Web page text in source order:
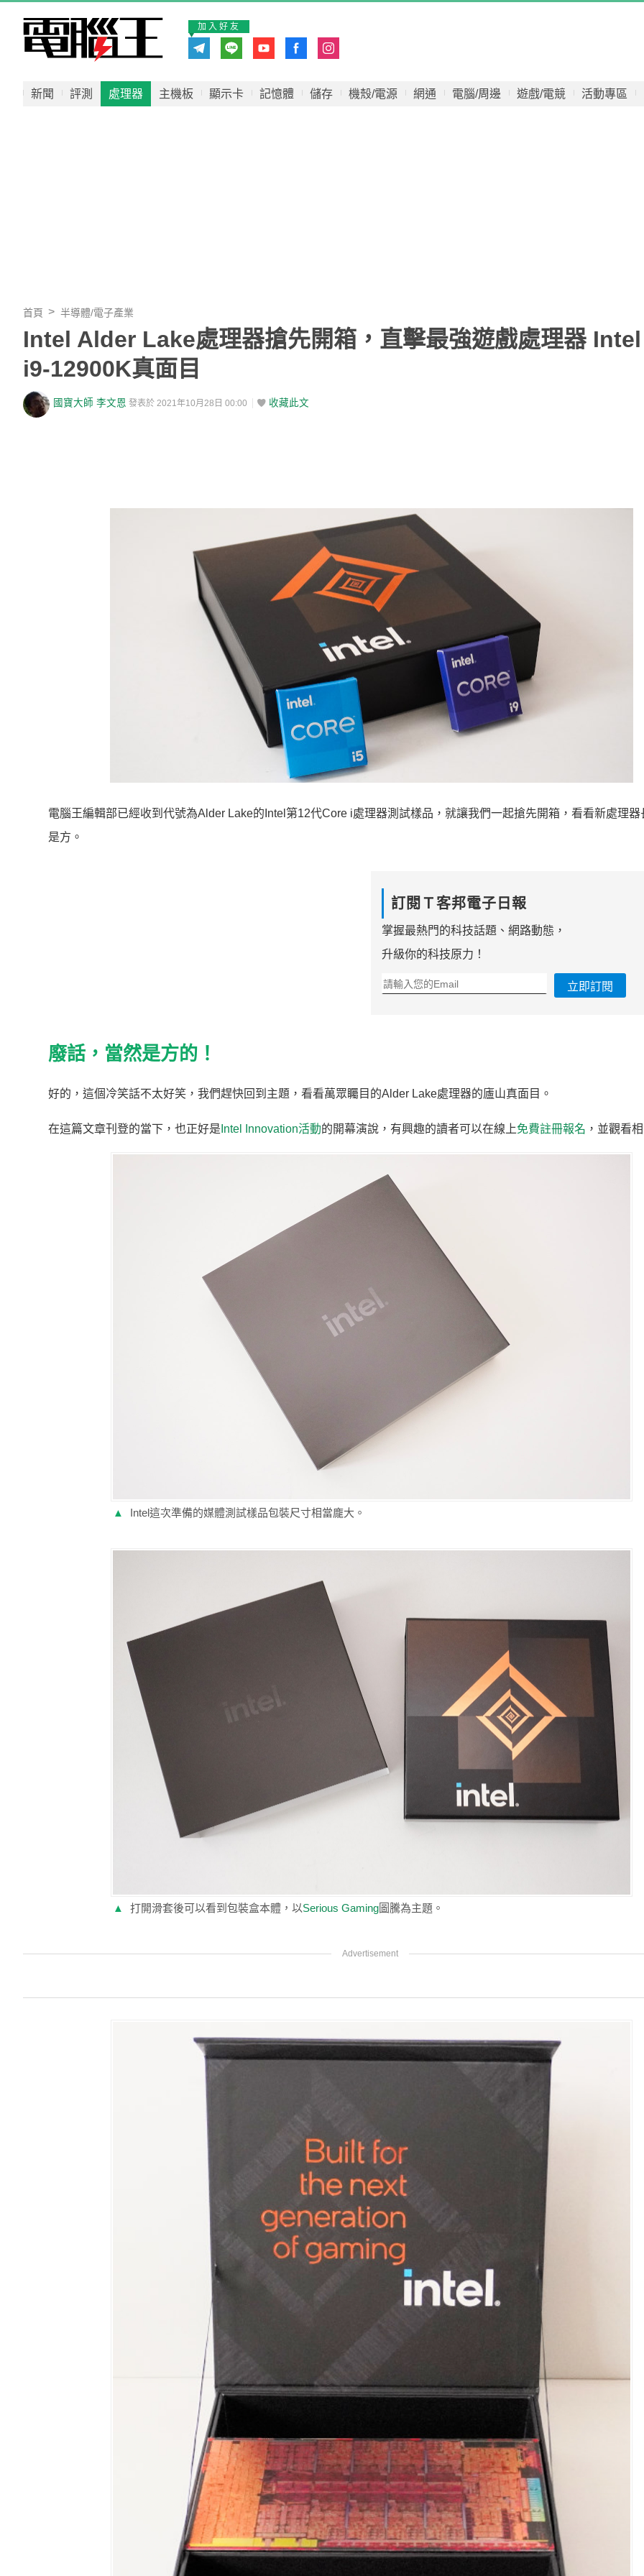
加入好友
新聞 評測 處理器 主機板 顯示卡 記憶體 儲存 機殼/電源 網通 電腦/周邊 遊戲/電競 活動專區
首頁 半導體/電子產業
Intel Alder Lake處理器搶先開箱，直擊最強遊戲處理器
i9-12900K真面目
國寶大師 李文恩 發表於 2021年10月28日 00:00 收藏此文
電腦王編輯部已經收到代號為Alder Lake的Intel第12代Core i處理器測試樣品，就讓我們一起搶先開箱，看看新處理器
是方。
訂閱Ｔ客邦電子日報
掌握最熱門的科技話題、網路動態，
升級你的科技原力！
立即訂閱
廢話，當然是方的！
好的，這個冷笑話不太好笑，我們趕快回到主題，看看萬眾矚目的Alder Lake處理器的廬山真面目。
在這篇文章刊登的當下，也正好是 Intel Innovation活動的開幕演說，有興趣的讀者可以在線上免費註冊報名 ，並觀看
▲ Intel這次準備的媒體測試樣品包裝尺寸相當龐大。
▲ 打開滑套後可以看到包裝盒本體，以Serious Gaming圖騰為主題。